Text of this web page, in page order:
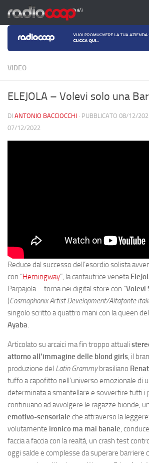
Salta al contenuto
VIDEO
ELEJOLA – Volevi solo una
DI ANTONIO BACCIOCCHI · PUBBLICATO 08/12/
07/12/2022
Reduce dal successo dell’esordio solista
con “Hemingway”, la cantautrice veneta
Parpajola – torna nei digital store con “Volevi
(Cosmophonix Artist Development/Altafonte
singolo scritto a quattro mani con la queen
Ayaba.
Articolato su arcaici ma fin troppo attuali
attorno all’immagine delle blond girls, il
produzione del Latin Grammybrasiliano
tuffo a capofitto nell’universo emozionale di
determinata a smantellare e sovvertire tutti i
continuano ad avvolgere le ragazze bionde,
emotivo-sensoriale che attraverso la
volutamente ironico ma mai banale,
faccia a faccia con la realtà, un crash test
oggi salde e complesse da superare barriere